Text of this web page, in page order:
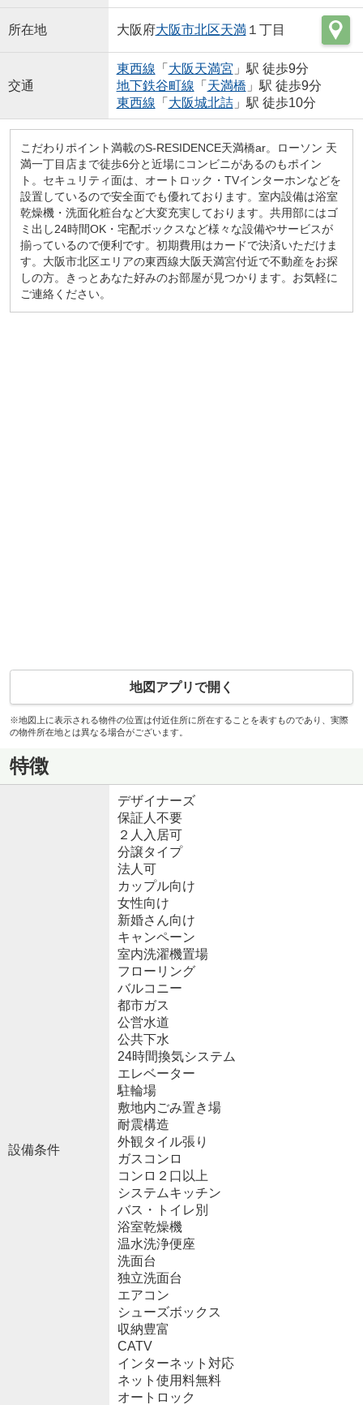
所在地 大阪府大阪市北区天満１丁目
交通
東西線 「 大阪天満宮 」駅 徒歩9分
地下鉄谷町線 「 天満橋 」駅 徒歩9分
東西線 「 大阪城北詰」駅 徒歩10分
こだわりポイント満載のS-RESIDENCE天満橋ar。ローソン 天
満一丁目店まで徒歩6分と近場にコンビニがあるのもポイン
ト。セキュリティ面は、オートロック・TVインターホンなどを
設置しているので安全面でも優れております。室内設備は浴室
乾燥機・洗面化粧台など大変充実しております。共用部にはゴ
ミ出し24時間OK・宅配ボックスなど様々な設備やサービスが
揃っているので便利です。初期費用はカードで決済いただけま
す。大阪市北区エリアの東西線大阪天満宮付近で不動産をお探
しの方。きっとあなた好みのお部屋が見つかります。お気軽に
ご連絡ください。
地図アプリで開く
※地図上に表示される物件の位置は付近住所に所在することを表すものであり、実際
の物件所在地とは異なる場合がございます。
特徴
設備条件
デザイナーズ
保証人不要
２人入居可
分譲タイプ
法人可
カップル向け
女性向け
新婚さん向け
キャンペーン
室内洗濯機置場
フローリング
バルコニー
都市ガス
公営水道
公共下水
24時間換気システム
エレベーター
駐輪場
敷地内ごみ置き場
耐震構造
外観タイル張り
ガスコンロ
コンロ２口以上
システムキッチン
バス・トイレ別
浴室乾燥機
温水洗浄便座
洗面台
独立洗面台
エアコン
シューズボックス
収納豊富
CATV
インターネット対応
ネット使用料無料
オートロック